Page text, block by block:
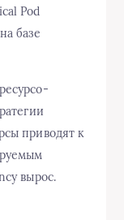
Pod
базе
приводят к
вырос.